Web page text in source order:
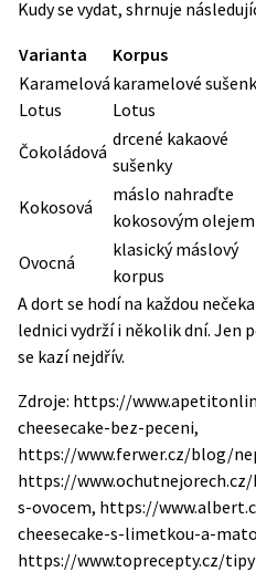
Kudy se vydat, shrnuje
Varianta Korpus
Karamelová
Lotus
karamelové
Lotus
Čokoládová
drcené kakaové
sušenky
Kokosová
máslo nahraďte
kokosovým olejem
Ovocná
klasický máslový
korpus
A dort se hodí na každou
lednici vydrží i několik dní. Jen
se kazí nejdřív.
Zdroje: https://
cheesecake-bez-peceni,
https://www.ferwer.cz/blog/
https://
s-ovocem, https://
cheesecake-s-limetkou-a-
https://www.toprecepty.cz/